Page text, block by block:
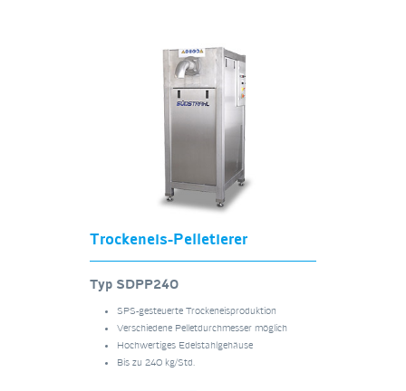
Trockeneis-Pelletierer
Typ SDPP240
SPS-gesteuerte Trockeneisproduktion
Verschiedene Pelletdurchmesser möglich
Hochwertiges Edelstahlgehäuse
Bis zu 240 kg/Std.